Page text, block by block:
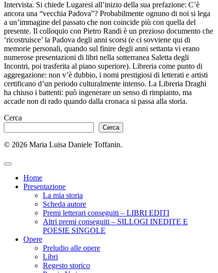
Intervista. Si chiede Lugaresi all’inizio della sua prefazione: C’è
ancora una “vecchia Padova”? Probabilmente ognuno di noi si lega
a un’immagine del passato che non coincide più con quella del
presente. Il colloquio con Pietro Randi è un prezioso documento che
‘ricostruisce’ la Padova degli anni scorsi (e ci sovviene qui di
memorie personali, quando sul finire degli anni settanta vi erano
numerose presentazioni di libri nella sotterranea Saletta degli
Incontri, poi trasferita al piano superiore). Libreria come punto di
aggregazione: non v’è dubbio, i nomi prestigiosi di letterati e artisti
certificano d’un periodo culturalmente intenso. La Libreria Draghi
ha chiuso i battenti: può ingenerare un senso di rimpianto, ma
accade non di rado quando dalla cronaca si passa alla storia.
Cerca
Cerca
© 2026 Maria Luisa Daniele Toffanin.
Home
Presentazione
La mia storia
Scheda autore
Premi letterari conseguiti – LIBRI EDITI
Altri premi conseguiti – SILLOGI INEDITE E
POESIE SINGOLE
Opere
Preludio alle opere
Libri
Regesto storico